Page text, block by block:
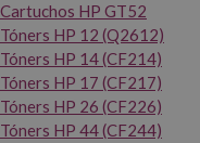
Cartuchos HP GT52
Tóners HP 12 (Q2612)
Tóners HP 14 (CF214)
Tóners HP 17 (CF217)
Tóners HP 26 (CF226)
Tóners HP 44 (CF244)